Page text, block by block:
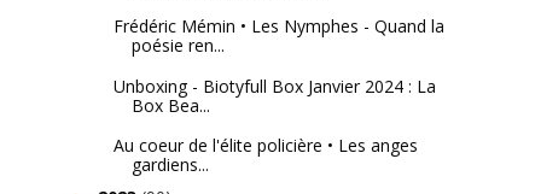
Frédéric Mémin • Les Nymphes - Quand la
poésie ren...
Unboxing - Biotyfull Box Janvier 2024 : La
Box Bea...
Au coeur de l'élite policière • Les anges
gardiens...